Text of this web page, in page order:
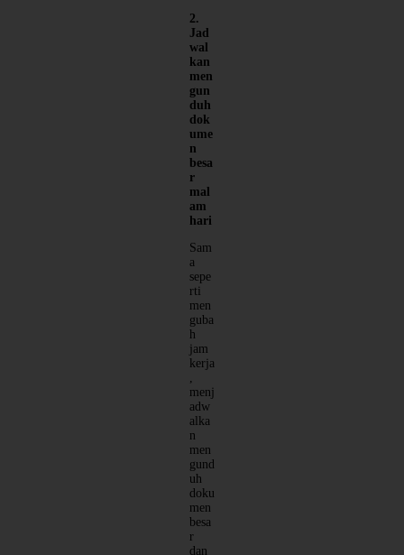
2.
Jad
wal
kan
men
gun
duh
dok
ume
n
besa
r
mal
am
hari
Sam
a
sepe
rti
men
guba
h
jam
kerja
,
menj
adw
alka
n
men
gund
uh
doku
men
besa
r
dan